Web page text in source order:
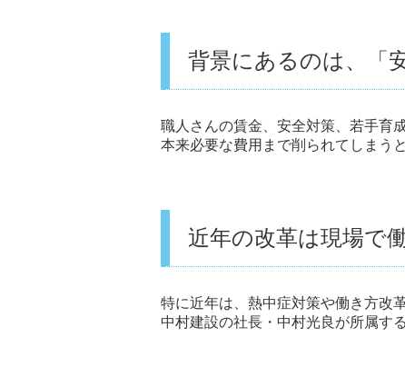
背景にあるのは、「
職人さんの賃金、安全対策、若手育
本来必要な費用まで削られてしまう
近年の改革は現場で
特に近年は、熱中症対策や働き方改
中村建設の社長・中村光良が所属す